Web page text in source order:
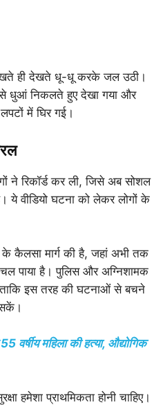
ही देखते धू-धू करके जल उठी।
धुआं निकलते हुए देखा गया और
में घिर गई।
ने रिकॉर्ड कर ली, जिसे अब सोशल
ये वीडियो घटना को लेकर लोगों के
के कैलसा मार्ग की है, जहां अभी तक
पाया है। पुलिस और अग्निशामक
इस तरह की घटनाओं से बचने
वर्षीय महिला की हत्या, औद्योगिक
हमेशा प्राथमिकता होनी चाहिए।